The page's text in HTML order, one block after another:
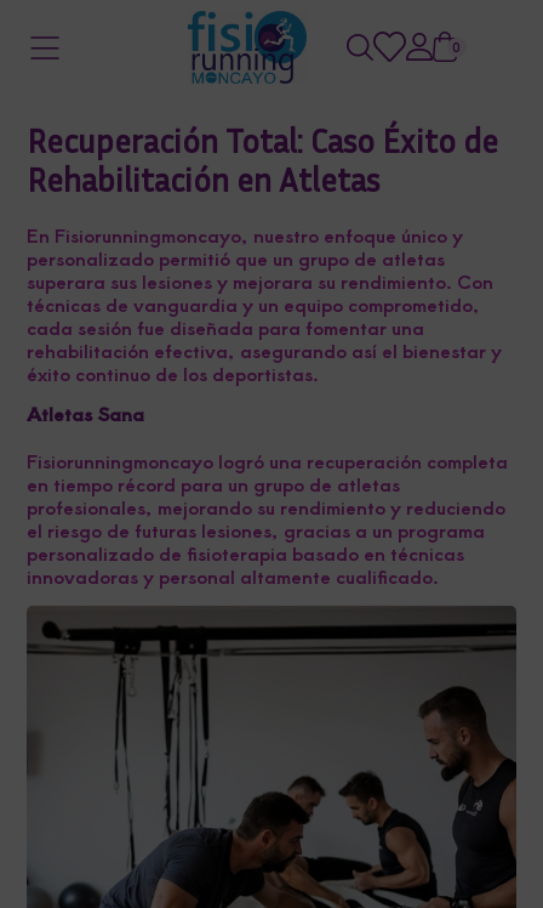
0
Recuperación Total: Caso Éxito de
Rehabilitación en Atletas
En Fisiorunningmoncayo, nuestro enfoque único y
personalizado permitió que un grupo de atletas
superara sus lesiones y mejorara su rendimiento. Con
técnicas de vanguardia y un equipo comprometido,
cada sesión fue diseñada para fomentar una
rehabilitación efectiva, asegurando así el bienestar y
éxito continuo de los deportistas.
Atletas Sana
Fisiorunningmoncayo logró una recuperación completa
en tiempo récord para un grupo de atletas
profesionales, mejorando su rendimiento y reduciendo
el riesgo de futuras lesiones, gracias a un programa
personalizado de fisioterapia basado en técnicas
innovadoras y personal altamente cualificado.